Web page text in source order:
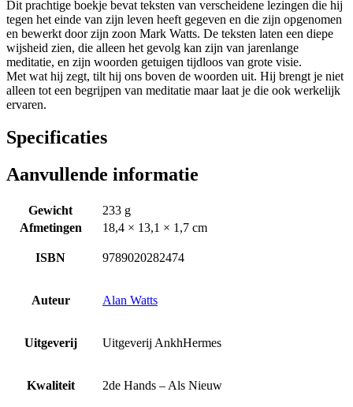
Dit prachtige boekje bevat teksten van verscheidene lezingen die hij
tegen het einde van zijn leven heeft gegeven en die zijn opgenomen
en bewerkt door zijn zoon Mark Watts. De teksten laten een diepe
wijsheid zien, die alleen het gevolg kan zijn van jarenlange
meditatie, en zijn woorden getuigen tijdloos van grote visie.
Met wat hij zegt, tilt hij ons boven de woorden uit. Hij brengt je niet
alleen tot een begrijpen van meditatie maar laat je die ook werkelijk
ervaren.
Specificaties
Aanvullende informatie
Gewicht
233 g
Afmetingen
18,4 × 13,1 × 1,7 cm
ISBN 9789020282474
Auteur Alan Watts
Uitgeverij Uitgeverij AnkhHermes
Kwaliteit 2de Hands – Als Nieuw